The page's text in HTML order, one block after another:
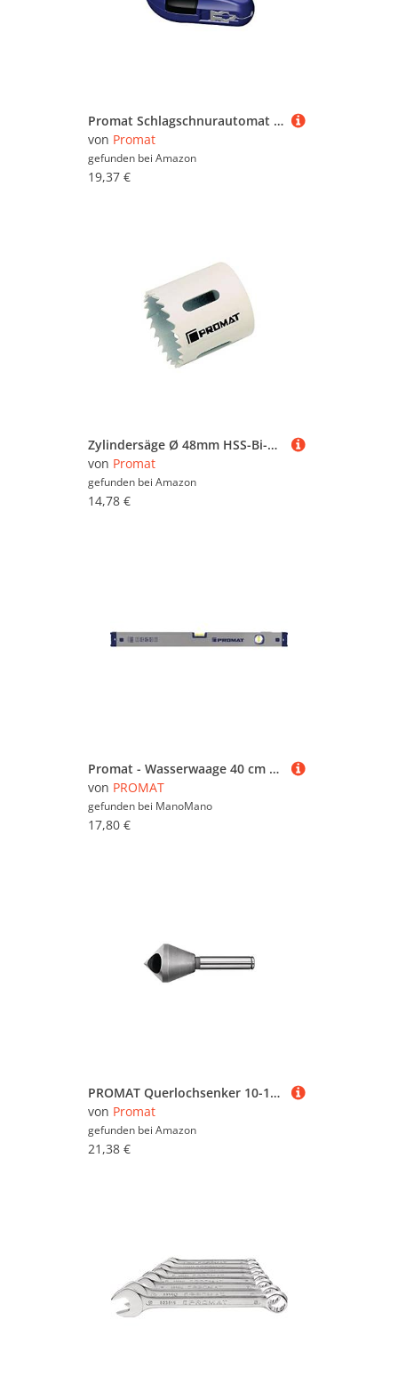
Promat Schlagschnurautomat Schnur-L.30m Magnesium-Druckguss Schnelleinzug 5:1 PROMAT
von Promat
gefunden bei Amazon
19,37 €
Zylindersäge Ø 48mm HSS-Bi-Metall Schnitttiefe 39mm
von Promat
gefunden bei Amazon
14,78 €
Promat - Wasserwaage 40 cm Aluminium silber Spiegellibelle max. ±0,5 mm/m
von PROMAT
gefunden bei ManoMano
17,80 €
PROMAT Querlochsenker 10-15mm 90Grad HSS-Co PROMAT, 10-15 mm, 90 Ã‚° HSS-Co
von Promat
gefunden bei Amazon
21,38 €